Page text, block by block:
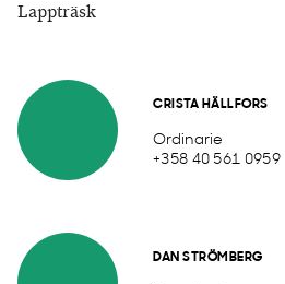
Lappträsk
CRISTA HÄLLFORS
Ordinarie
+358 40 561 0959
DAN STRÖMBERG